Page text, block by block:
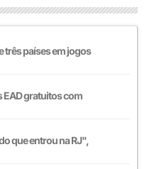
três países em jogos
EAD gratuitos com
que entrou na RJ",